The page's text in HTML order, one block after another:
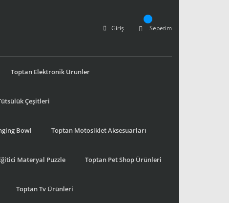
Giriş Sepetim
Toptan Elektronik Ürünler
Çeşitleri
Bowl Toptan Motosiklet Aksesuarları
Materyal Puzzle Toptan Pet Shop Ürünleri
Toptan Tv Ürünleri